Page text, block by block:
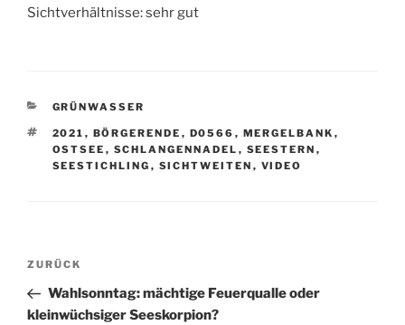
Sichtverhältnisse: sehr gut
KATEGORIEN
GRÜNWASSER
SCHLAGWÖRTER
2021 , BÖRGERENDE , D0566 , MERGELBANK ,
OSTSEE , SCHLANGENNADEL , SEESTERN ,
SEESTICHLING , SICHTWEITEN , VIDEO
Beitragsnavigation
Vorheriger
Beitrag
ZURÜCK
Wahlsonntag: mächtige Feuerqualle oder
kleinwüchsiger Seeskorpion?